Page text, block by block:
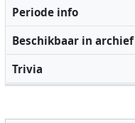
Periode info
Beschikbaar in archief
Trivia